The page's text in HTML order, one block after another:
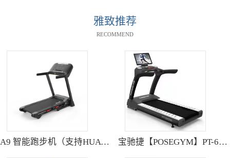
雅致推荐
RECOMMEND
A9 智能跑步机（支持HUAWEI HiLink） SH-T9119P 宝驰捷【POSEGYM】PT-6600Q高清大型触摸屏跑步机静音减震